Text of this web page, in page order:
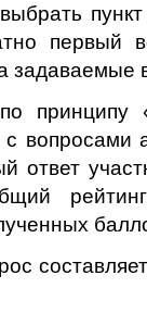
первый
задаваемые
принципу
вопросами
ответ
рейтинг